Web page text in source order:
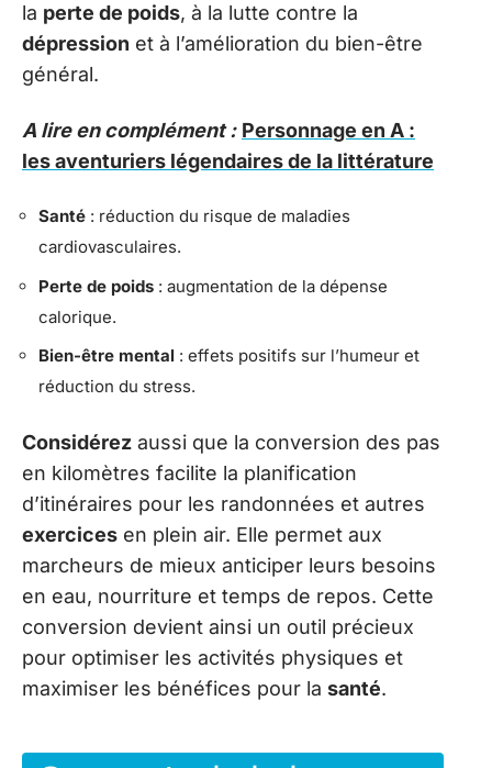
la perte de poids, à la lutte contre la
dépression et à l’amélioration du bien-être
général.
A lire en complément : Personnage en A :
les aventuriers légendaires de la littérature
Santé : réduction du risque de maladies
cardiovasculaires.
Perte de poids : augmentation de la dépense
calorique.
Bien-être mental : effets positifs sur l’humeur et
réduction du stress.
Considérez aussi que la conversion des pas
en kilomètres facilite la planification
d’itinéraires pour les randonnées et autres
exercices en plein air. Elle permet aux
marcheurs de mieux anticiper leurs besoins
en eau, nourriture et temps de repos. Cette
conversion devient ainsi un outil précieux
pour optimiser les activités physiques et
maximiser les bénéfices pour la santé.